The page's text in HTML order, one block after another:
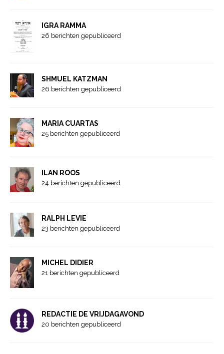
IGRA RAMMA
26 berichten gepubliceerd
SHMUEL KATZMAN
26 berichten gepubliceerd
MARIA CUARTAS
25 berichten gepubliceerd
ILAN ROOS
24 berichten gepubliceerd
RALPH LEVIE
23 berichten gepubliceerd
MICHEL DIDIER
21 berichten gepubliceerd
REDACTIE DE VRIJDAGAVOND
20 berichten gepubliceerd